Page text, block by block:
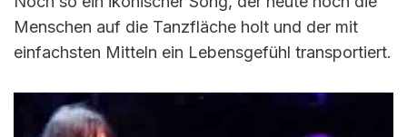
Menschen auf die Tanzfläche holt und der mit
einfachsten Mitteln ein Lebensgefühl transportiert.